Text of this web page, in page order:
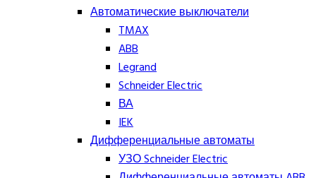
Автоматические выключатели
TMAX
ABB
Legrand
Schneider Electric
ВА
IEK
Дифференциальные автоматы
УЗО Schneider Electric